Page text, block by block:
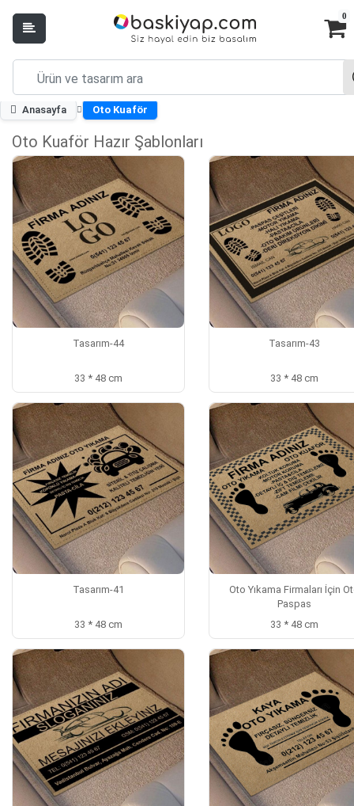
0
Anasayfa Oto Kuaför
Oto Kuaför Hazır Şablonları
Tasarım-44
33 * 48 cm
Tasarım-43
33 * 48 cm
Tasarım-41
33 * 48 cm
Oto Yıkama Firmaları İçin
Paspas
33 * 48 cm